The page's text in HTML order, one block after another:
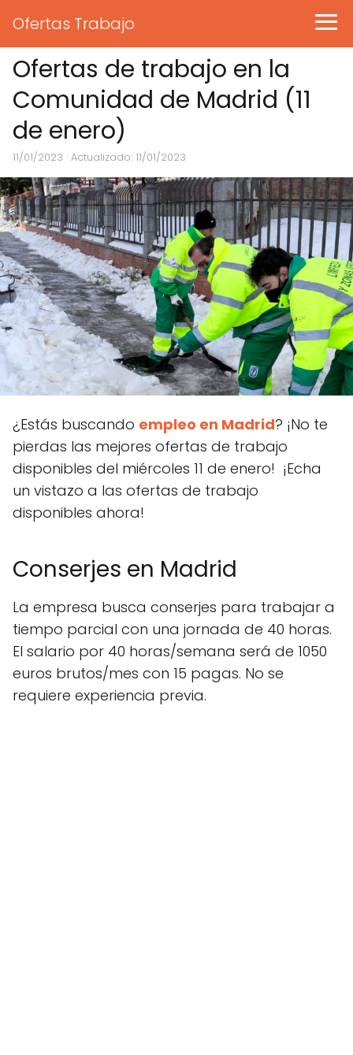
Ofertas Trabajo
Ofertas de trabajo en la
Comunidad de Madrid (11
de enero)
11/01/2023 · Actualizado: 11/01/2023
¿Estás buscando empleo en Madrid? ¡No te
pierdas las mejores ofertas de trabajo
disponibles del miércoles 11 de enero! ¡Echa
un vistazo a las ofertas de trabajo
disponibles ahora!
Conserjes en Madrid
La empresa busca conserjes para trabajar a
tiempo parcial con una jornada de 40 horas.
El salario por 40 horas/semana será de 1050
euros brutos/mes con 15 pagas. No se
requiere experiencia previa.